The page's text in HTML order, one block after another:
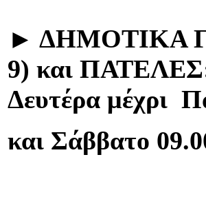
► ΔΗΜΟΤΙΚΑ
9) και
Δευτέρα μέχρι
και Σάββατο